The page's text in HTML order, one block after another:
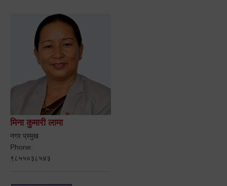
मिना कुमारी लामा
नगर प्रमुख
Phone:
९८५५०३८५४३